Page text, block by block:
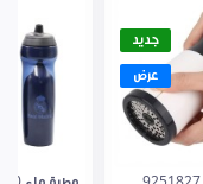
جديد
عرض